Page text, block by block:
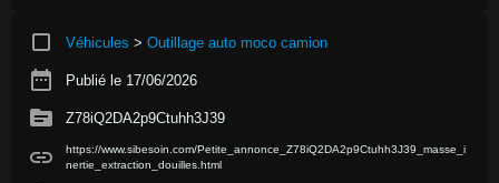
crop_square Véhicules > Outillage auto moco camion
date_range Publié le 17/06/2026
source Z78iQ2DA2p9Ctuhh3J39
link
https://www.sibesoin.com/Petite_annonce_Z78iQ2DA2p9Ctuhh3J39_masse_i
nertie_extraction_douilles.html